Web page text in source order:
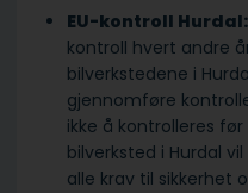
EU-kontroll Hurdal:
kontroll hvert andre
bilverkstedene i
gjennomføre
ikke å kontrolleres
bilverksted i Hurdal
alle krav til sikkerhet